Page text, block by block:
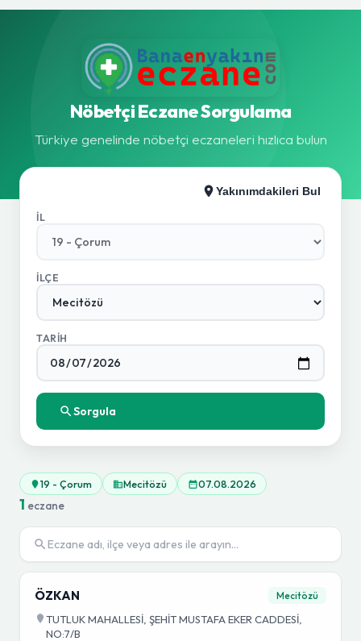
Nöbetçi Eczane Sorgulama
Türkiye genelinde nöbetçi eczaneleri hızlıca bulun
Yakınımdakileri Bul
İL
İLÇE
TARIH
Sorgula
19 - Çorum Mecitözü 07.08.2026
1 eczane
ÖZKAN Mecitözü
TUTLUK MAHALLESİ, ŞEHİT MUSTAFA EKER CADDESİ,
NO:7/B